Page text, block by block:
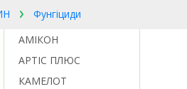
Фунгіциди
АМІКОН
АРТІС ПЛЮС
КАМЕЛОТ